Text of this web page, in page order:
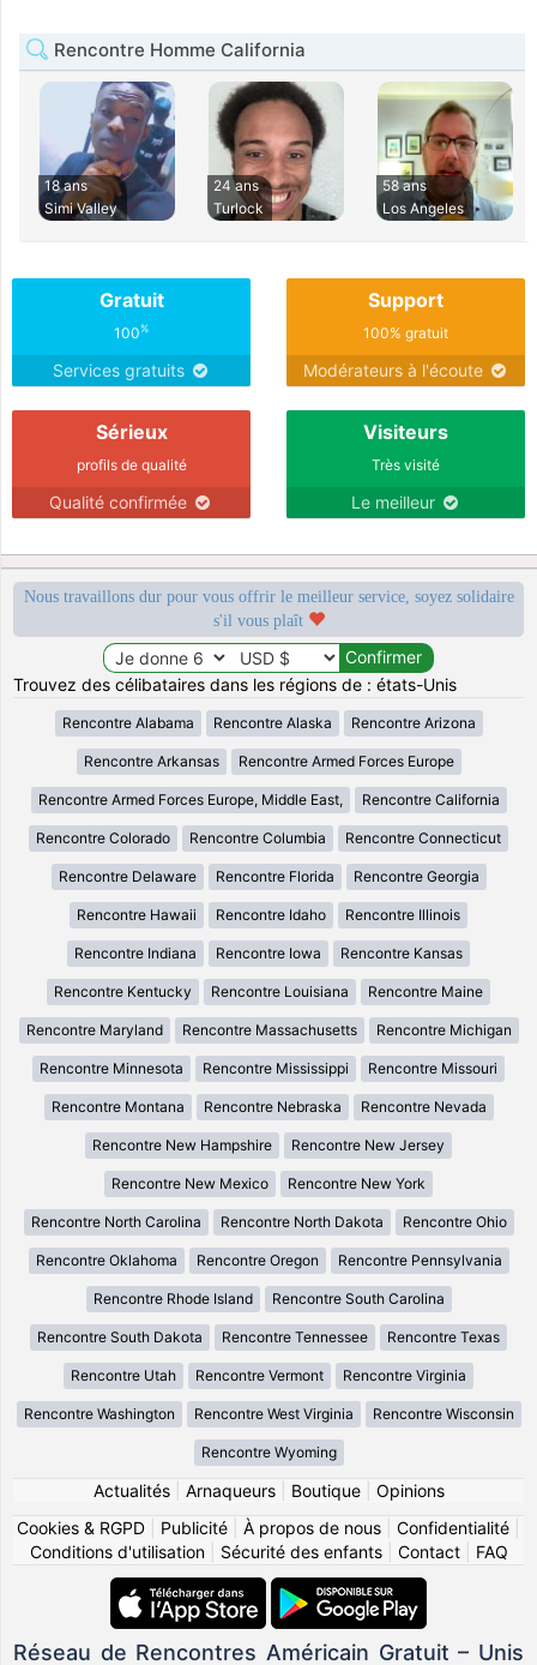
Rencontre Homme California
18 ans
Simi Valley
24 ans
Turlock
58 ans
Los Angeles
Gratuit
100%
Services gratuits
Support
100% gratuit
Modérateurs à l'écoute
Sérieux
profils de qualité
Qualité confirmée
Visiteurs
Très visité
Le meilleur
Nous travaillons dur pour vous offrir le meilleur service, soyez solidaire
s'il vous plaît
Trouvez des célibataires dans les régions de : états-Unis
Rencontre Alabama Rencontre Alaska Rencontre Arizona
Rencontre Arkansas Rencontre Armed Forces Europe
Rencontre Armed Forces Europe, Middle East, Rencontre California
Rencontre Colorado Rencontre Columbia Rencontre Connecticut
Rencontre Delaware Rencontre Florida Rencontre Georgia
Rencontre Hawaii Rencontre Idaho Rencontre Illinois
Rencontre Indiana Rencontre Iowa Rencontre Kansas
Rencontre Kentucky Rencontre Louisiana Rencontre Maine
Rencontre Maryland Rencontre Massachusetts Rencontre Michigan
Rencontre Minnesota Rencontre Mississippi Rencontre Missouri
Rencontre Montana Rencontre Nebraska Rencontre Nevada
Rencontre New Hampshire Rencontre New Jersey
Rencontre New Mexico Rencontre New York
Rencontre North Carolina Rencontre North Dakota Rencontre Ohio
Rencontre Oklahoma Rencontre Oregon Rencontre Pennsylvania
Rencontre Rhode Island Rencontre South Carolina
Rencontre South Dakota Rencontre Tennessee Rencontre Texas
Rencontre Utah Rencontre Vermont Rencontre Virginia
Rencontre Washington Rencontre West Virginia Rencontre Wisconsin
Rencontre Wyoming
Actualités| Arnaqueurs| Boutique| Opinions
Cookies & RGPD
Publicité À propos de nous Confidentialité
Conditions d'utilisation| Sécurité des enfants| Contact| FAQ
Réseau de Rencontres Américain Gratuit – Unis